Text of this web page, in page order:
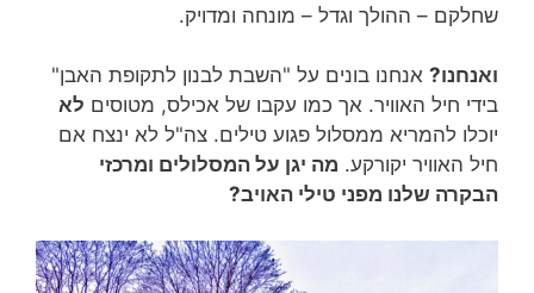
שחלקם – ההולך וגדל – מונחה ומדויק.
ואנחנו? אנחנו בונים על "השבת לבנון לתקופת האבן"
בידי חיל האוויר. אך כמו עקבו של אכילס, מטוסים לא
יוכלו להמריא ממסלול פגוע טילים. צה"ל לא ינצח אם
חיל האוויר יקורקע. מה יגן על המסלולים ומרכזי
הבקרה שלנו מפני טילי האויב?